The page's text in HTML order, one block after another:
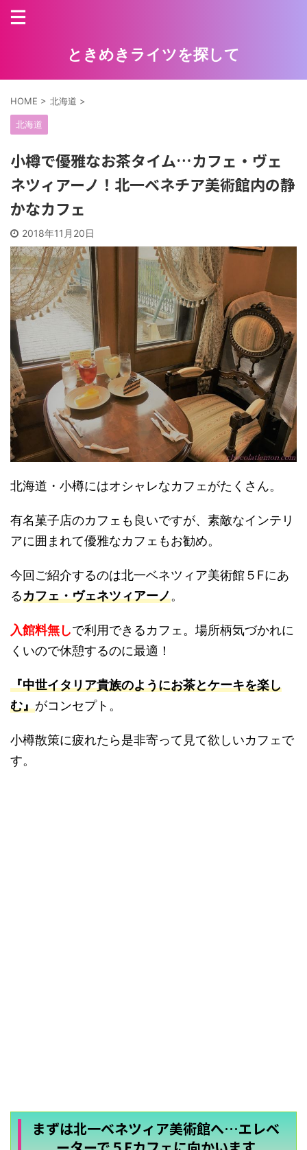
ときめきライツを探して
HOME > 北海道 >
北海道
小樽で優雅なお茶タイム…カフェ・ヴェ
ネツィアーノ！北一ベネチア美術館内の静
かなカフェ
2018年11月20日
北海道・小樽にはオシャレなカフェがたくさん。
有名菓子店のカフェも良いですが、素敵なインテリ
アに囲まれて優雅なカフェもお勧め。
今回ご紹介するのは北一ベネツィア美術館５Fにあ
るカフェ・ヴェネツィアーノ。
入館料無しで利用できるカフェ。場所柄気づかれに
くいので休憩するのに最適！
『中世イタリア貴族のようにお茶とケーキを楽し
む』がコンセプト。
小樽散策に疲れたら是非寄って見て欲しいカフェで
す。
まずは北一ベネツィア美術館へ…エレベ